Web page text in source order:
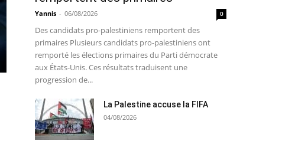
Yannis - 06/08/2026 0
Des candidats pro-palestiniens remportent des
primaires Plusieurs candidats pro-palestiniens ont
remporté les élections primaires du Parti démocrate
aux États-Unis. Ces résultats traduisent une
progression de...
La Palestine accuse la FIFA
04/08/2026